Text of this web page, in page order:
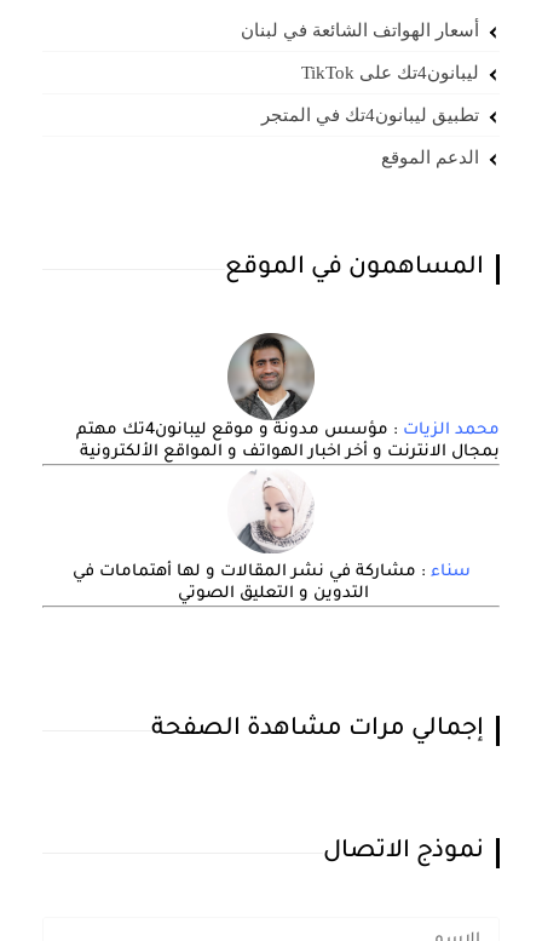
أسعار الهواتف الشائعة في لبنان
ليبانون4تك على TikTok
تطبيق ليبانون4تك في المتجر
الدعم الموقع
المساهمون في الموقع
محمد الزيات
: مؤسس مدونة و موقع ليبانون4تك مهتم
بمجال الانترنت و أخر اخبار الهواتف و المواقع الألكترونية
سناء : مشاركة في نشر المقالات و لها أهتمامات في
التدوين و التعليق الصوتي
إجمالي مرات مشاهدة الصفحة
نموذج الاتصال